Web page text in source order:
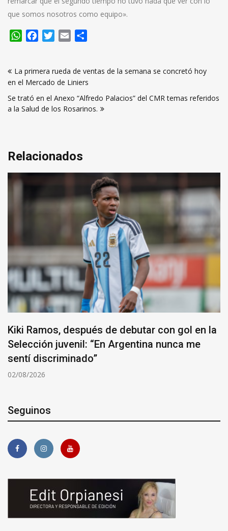
que somos nosotros como equipo».
WhatsApp
FacebookTwitter
Email
de
entradas
La primera rueda de ventas de la semana se concretó hoy
en el Mercado de Liniers
Se trató en el Anexo “Alfredo Palacios” del CMR temas referidos
a la Salud de los Rosarinos.
Relacionados
Kiki Ramos, después de debutar con gol en la
Selección juvenil: “En Argentina nunca me
sentí discriminado”
02/08/2026
Seguinos